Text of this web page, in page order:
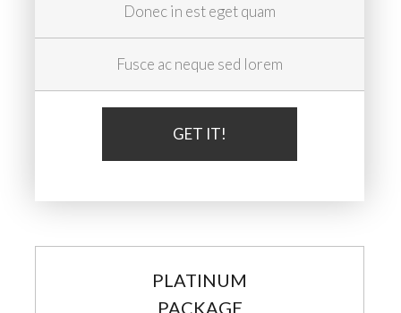
Donec in est eget quam
Fusce ac neque sed lorem
GET IT!
PLATINUM
PACKAGE